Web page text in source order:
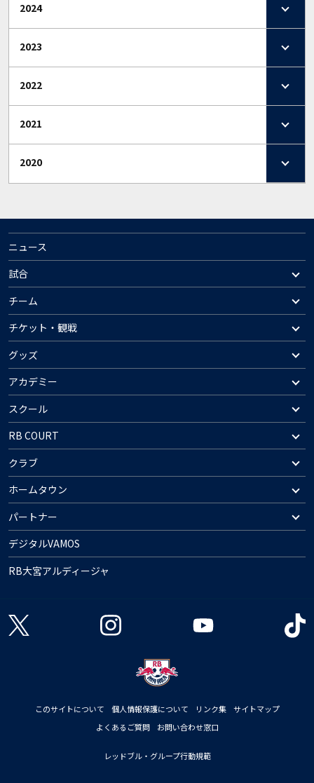
2024
2023
2022
2021
2020
ニュース
試合
チーム
チケット・観戦
グッズ
アカデミー
スクール
RB COURT
クラブ
ホームタウン
パートナー
デジタルVAMOS
RB大宮アルディージャ
このサイトについて 個人情報保護について リンク集
サイトマップ
よくあるご質問
お問い合わせ窓口
レッドブル・グループ行動規範